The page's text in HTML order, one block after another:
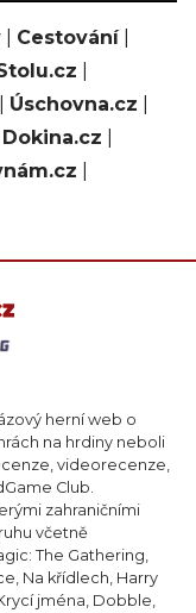
Cestování|
Úschovna.cz
Dokina.cz
herní web o
na hrdiny neboli
videorecenze,
Club.
zahraničními
včetně
The Gathering,
Na křídlech, Harry
jména, Dobble,